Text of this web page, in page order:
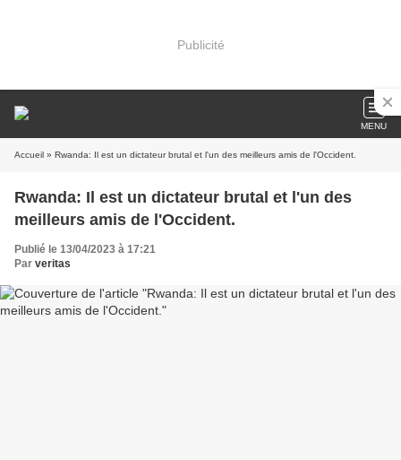
Publicité
MENU
Accueil » Rwanda: Il est un dictateur brutal et l'un des meilleurs amis de l'Occident.
Rwanda: Il est un dictateur brutal et l'un des
meilleurs amis de l'Occident.
Publié le 13/04/2023 à 17:21
Par veritas